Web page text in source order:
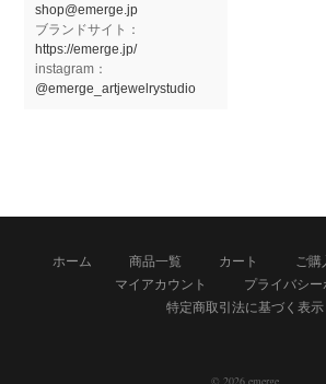
shop@emerge.jp
ブランドサイト：
https://emerge.jp/
instagram：
@emerge_artjewelrystudio
ホーム 商品一覧 カート ご購
マイアカウント
プライバシー
特定商取引法に基づく表示
© 2026 emerge